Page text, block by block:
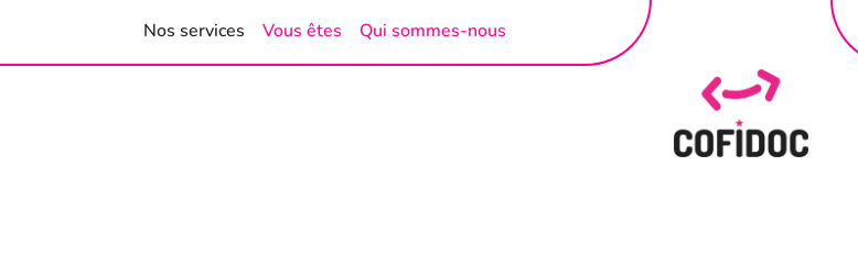
Nos services Vous êtes Qui sommes-nous